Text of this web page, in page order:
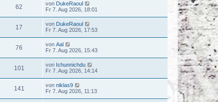
62 von DukeRaoul
Fr 7. Aug 2026, 18:01
17 von DukeRaoul
Fr 7. Aug 2026, 17:53
76 von Aal
Fr 7. Aug 2026, 15:43
101 von Ichunnichdu
Fr 7. Aug 2026, 14:14
141 von niklas9
Fr 7. Aug 2026, 11:13